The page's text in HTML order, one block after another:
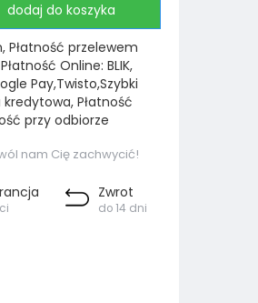
dodaj do koszyka
Płatność przelewem
Online: BLIK,
Pay,Twisto,Szybki
kredytowa, Płatność
przy odbiorze
nam Cię zachwycić!
Zwrot
do 14 dni